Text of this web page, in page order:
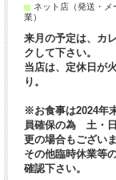
■ ネット店（発送・
業）
来月の予定は、カ
クして下さい。
当店は、定休日が
り。
※お食事は2024年
員確保の為 土・
更の場合もござい
その他臨時休業等
確認下さい。